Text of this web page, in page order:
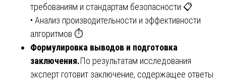
требованиям и стандартам безопасности 📋
• Анализ производительности и эффективности
алгоритмов ⏱️
Формулировка выводов и подготовка
заключения.По результатам исследования
эксперт готовит заключение, содержащее ответы